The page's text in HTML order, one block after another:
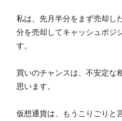
私は、先月半分をまず売却し
分を売却してキャッシュポジ
す。
買いのチャンスは、不安定な
思います。
仮想通貨は、もうこりごりと